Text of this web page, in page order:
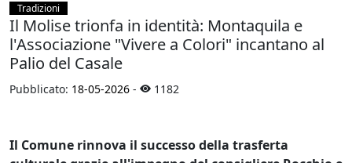
Tradizioni
Il Molise trionfa in identità: Montaquila e
l'Associazione "Vivere a Colori" incantano al
Palio del Casale
Pubblicato: 18-05-2026 - 1182
Il Comune rinnova il successo della trasferta